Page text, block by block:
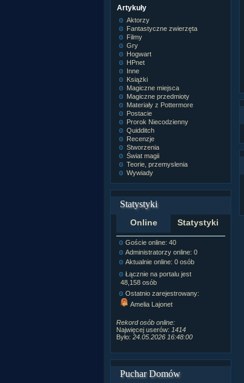
Artykuły
Aktorzy
Fantastyczne zwierzęta
Filmy
Gry
Hogwart
HPnet
Inne
Książki
Magiczne miejsca
Magiczne przedmioty
Materiały z Pottermore
Postacie
Prorok Niecodzienny
Quidditch
Recenzje
Stworzenia
Świat magii
Teorie, przemyslenia
Wywiady
Statystyki
Online Statystyki
Goście online: 40
Administratorzy online: 0
Aktualnie online: 0 osób
Łącznie na portalu jest
48,158 osób
Ostatnio zarejestrowany:
Amelia Lajonet
Rekord osób online:
Najwięcej userów: 1414
Było: 24.05.2026 16:48:00
Puchar Domów